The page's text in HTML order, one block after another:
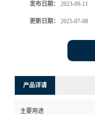
发布日期： 2023-09-11
更新日期： 2025-07-08
产品详请
主要用途